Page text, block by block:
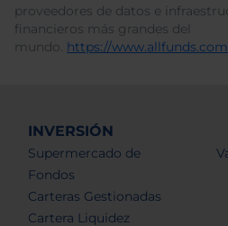
proveedores de datos e
financieros más grandes del
mundo. https://www.allfunds.com
INVERSIÓN
Supermercado de
Fondos
Carteras Gestionadas
Cartera Liquidez